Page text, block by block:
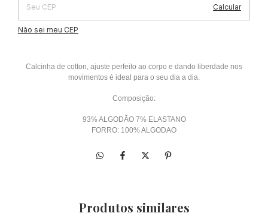
Calcular
Não sei meu CEP
Calcinha de cotton, ajuste perfeito ao corpo e dando liberdade nos
movimentos é ideal para o seu dia a dia.
Composição:
93% ALGODÃO 7% ELASTANO
FORRO: 100% ALGODAO
Produtos similares